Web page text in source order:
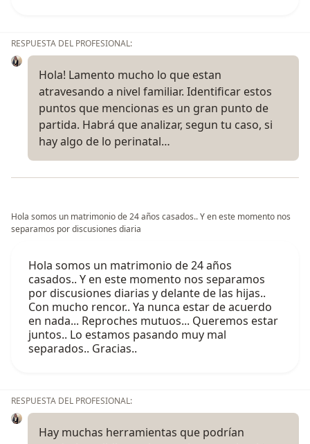
RESPUESTA DEL PROFESIONAL:
Hola! Lamento mucho lo que estan
atravesando a nivel familiar. Identificar estos
puntos que mencionas es un gran punto de
partida. Habrá que analizar, segun tu caso, si
hay algo de lo perinatal…
Hola somos un matrimonio de 24 años casados.. Y en este momento nos
separamos por discusiones diaria
Hola somos un matrimonio de 24 años
casados.. Y en este momento nos separamos
por discusiones diarias y delante de las hijas..
Con mucho rencor.. Ya nunca estar de acuerdo
en nada... Reproches mutuos... Queremos estar
juntos.. Lo estamos pasando muy mal
separados.. Gracias..
RESPUESTA DEL PROFESIONAL:
Hay muchas herramientas que podrían